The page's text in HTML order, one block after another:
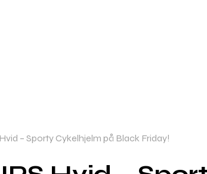
– Sporty Cykelhjelm på Black Friday!